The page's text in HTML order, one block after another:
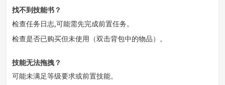
找不到技能书？
检查任务日志,可能需先完成前置任务。
检查是否已购买但未使用（双击背包中的物品）。
技能无法拖拽？
可能未满足等级要求或前置技能。